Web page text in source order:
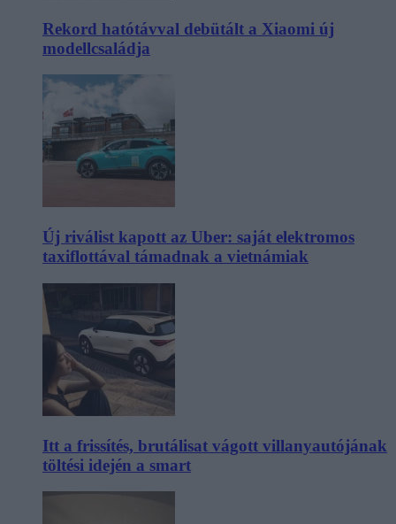
Rekord hatótávval debütált a Xiaomi új
modellcsaládja
Új riválist kapott az Uber: saját elektromos
taxiflottával támadnak a vietnámiak
Itt a frissítés, brutálisat vágott villanyautójának
töltési idején a smart